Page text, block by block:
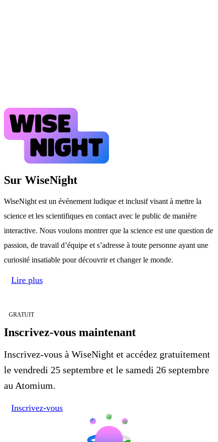
Sur WiseNight
WiseNight est un événement ludique et inclusif visant à mettre la
science et les scientifiques en contact avec le public de manière
interactive. Nous voulons montrer que la science est une question de
passion, de travail d’équipe et s’adresse à toute personne ayant une
curiosité insatiable pour découvrir et changer le monde.
Lire plus
GRATUIT
Inscrivez-vous maintenant
Inscrivez-vous à WiseNight et accédez gratuitement
le vendredi 25 septembre et le samedi 26 septembre
au Atomium.
Inscrivez-vous